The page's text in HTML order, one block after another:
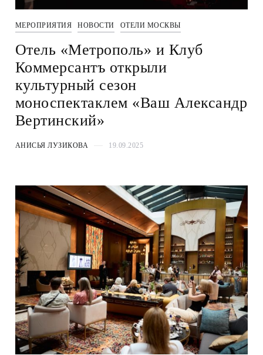
МЕРОПРИЯТИЯ НОВОСТИ ОТЕЛИ МОСКВЫ
Отель «Метрополь» и Клуб
Коммерсантъ открыли
культурный сезон
моноспектаклем «Ваш Александр
Вертинский»
АНИСЬЯ ЛУЗИКОВА 19.09.2025